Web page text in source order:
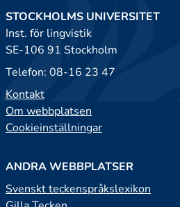
STOCKHOLMS UNIVERSITET
Inst. för lingvistik
SE-106 91 Stockholm
Telefon: 08-16 23 47
Kontakt
Om webbplatsen
Cookieinställningar
ANDRA WEBBPLATSER
Svenskt teckenspråkslexikon